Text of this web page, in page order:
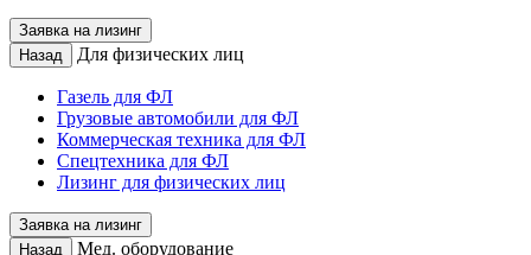
Заявка на лизинг
Назад
Для физических лиц
Газель для ФЛ
Грузовые автомобили для ФЛ
Коммерческая техника для ФЛ
Спецтехника для ФЛ
Лизинг для физических лиц
Заявка на лизинг
Назад
Мед. оборудование